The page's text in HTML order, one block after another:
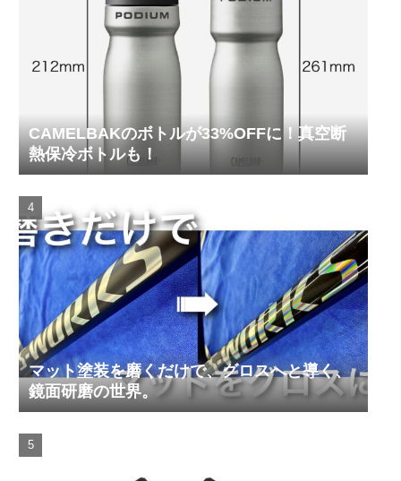
CAMELBAKのボトルが33%OFFに！真空断
熱保冷ボトルも！
マット塗装を磨くだけで、グロスへと導く、
鏡面研磨の世界。